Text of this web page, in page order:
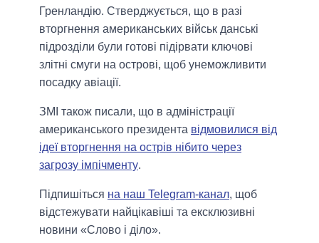
Гренландію. Стверджується, що в разі
вторгнення американських військ данські
підрозділи були готові підірвати ключові
злітні смуги на острові, щоб унеможливити
посадку авіації.
ЗМІ також писали, що в адміністрації
американського президента відмовилися від
ідеї вторгнення на острів нібито через
загрозу імпічменту.
Підпишіться на наш Telegram-канал, щоб
відстежувати найцікавіші та ексклюзивні
новини «Слово і діло».